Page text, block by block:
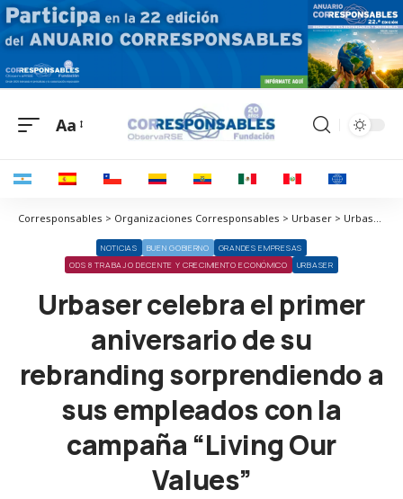
Aa
Corresponsables > Organizaciones Corresponsables > Urbaser > Urbaser celebra el primer aniversario de su rebranding sorprendiendo a sus empleados con la campaña “Living Our Values”
NOTICIAS BUEN GOBIERNO
GRANDES EMPRESAS
ODS 8 TRABAJO DECENTE Y CRECIMIENTO ECONÓMICO
URBASER
Urbaser celebra el primer
aniversario de su
rebranding sorprendiendo a
sus empleados con la
campaña “Living Our
Values”